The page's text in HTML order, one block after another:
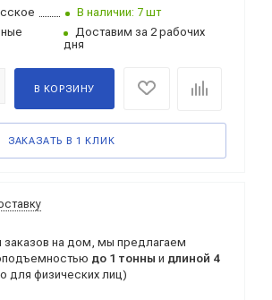
В наличии: 7 шт
Доставим за 2 рабочих
дня
В КОРЗИНУ
ЗАКАЗАТЬ В 1 КЛИК
заказов на дом, мы предлагаем
до 1 тонны и длиной 4
для физических лиц)